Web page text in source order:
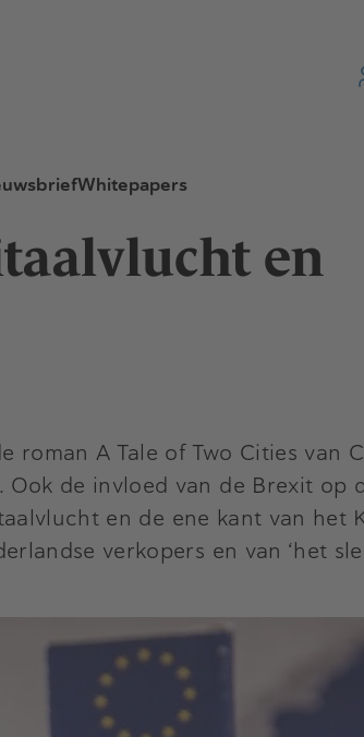
Whitepapers
en
A Tale of Two Cities van
de invloed van de Brexit op
en de ene kant van het
verkopers en van ‘het